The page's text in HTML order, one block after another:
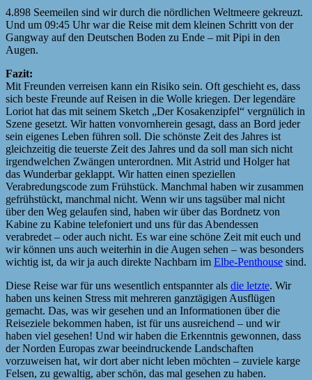
4.898 Seemeilen sind wir durch die nördlichen Weltmeere gekreuzt.
Und um 09:45 Uhr war die Reise mit dem kleinen Schritt von der
Gangway auf den Deutschen Boden zu Ende – mit Pipi in den
Augen.
Fazit:
Mit Freunden verreisen kann ein Risiko sein. Oft geschieht es, dass
sich beste Freunde auf Reisen in die Wolle kriegen. Der legendäre
Loriot hat das mit seinem Sketch „Der Kosakenzipfel“ vergnülich in
Szene gesetzt. Wir hatten vonvornherein gesagt, dass an Bord jeder
sein eigenes Leben führen soll. Die schönste Zeit des Jahres ist
gleichzeitig die teuerste Zeit des Jahres und da soll man sich nicht
irgendwelchen Zwängen unterordnen. Mit Astrid und Holger hat
das Wunderbar geklappt. Wir hatten einen speziellen
Verabredungscode zum Frühstück. Manchmal haben wir zusammen
gefrühstückt, manchmal nicht. Wenn wir uns tagsüber mal nicht
über den Weg gelaufen sind, haben wir über das Bordnetz von
Kabine zu Kabine telefoniert und uns für das Abendessen
verabredet – oder auch nicht. Es war eine schöne Zeit mit euch und
wir können uns auch weiterhin in die Augen sehen – was besonders
wichtig ist, da wir ja auch direkte Nachbarn im Elbe-Penthouse sind.
Diese Reise war für uns wesentlich entspannter als die letzte. Wir
haben uns keinen Stress mit mehreren ganztägigen Ausflügen
gemacht. Das, was wir gesehen und an Informationen über die
Reiseziele bekommen haben, ist für uns ausreichend – und wir
haben viel gesehen! Und wir haben die Erkenntnis gewonnen, dass
der Norden Europas zwar beeindruckende Landschaften
vorzuweisen hat, wir dort aber nicht leben möchten – zuviele karge
Felsen, zu gewaltig, aber schön, das mal gesehen zu haben.